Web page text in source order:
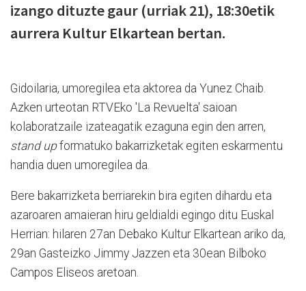
izango dituzte gaur (urriak 21), 18:30etik
aurrera Kultur Elkartean bertan.
Gidoilaria, umoregilea eta aktorea da Yunez Chaib.
Azken urteotan RTVEko 'La Revuelta' saioan
kolaboratzaile izateagatik ezaguna egin den arren,
stand upformatuko bakarrizketak egiten eskarmentu
handia duen umoregilea da.
Bere bakarrizketa berriarekin bira egiten dihardu eta
azaroaren amaieran hiru geldialdi egingo ditu Euskal
Herrian: hilaren 27an Debako Kultur Elkartean ariko da,
29an Gasteizko Jimmy Jazzen eta 30ean Bilboko
Campos Eliseos aretoan.